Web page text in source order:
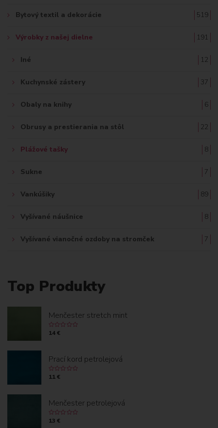
Bytový textil a dekorácie 519
Výrobky z našej dielne 191
Iné 12
Kuchynské zástery 37
Obaly na knihy 6
Obrusy a prestierania na stôl 22
Plážové tašky 8
Sukne 7
Vankúšiky 89
Vyšívané náušnice 8
Vyšívané vianočné ozdoby na stromček 7
Top Produkty
Menčester stretch mint
14 €
Prací kord petrolejová
11 €
Menčester petrolejová
13 €